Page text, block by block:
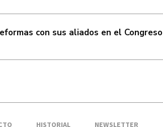
con sus aliados en el Congreso
HISTORIAL NEWSLETTER